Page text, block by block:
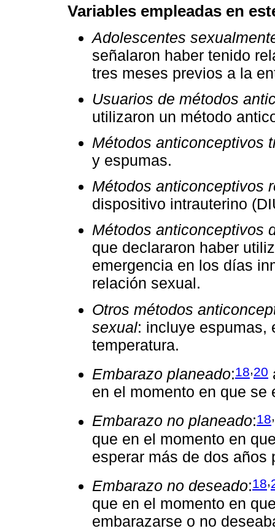
Variables empleadas en
Adolescentes
señalaron haber tenido
tres meses previos a la
Usuarios de métodos
utilizaron un método
Métodos anticonceptivos
y espumas.
Métodos anticonceptivos
dispositivo intrauterino
Métodos anticonceptivos
que declararon haber
emergencia en los días
relación sexual.
Otros métodos
sexual: incluye espumas,
temperatura.
Embarazo planeado:18,20
en el momento en que se
Embarazo no planeado:18,
que en el momento en
esperar más de dos años
Embarazo no deseado:18,
que en el momento en
embarazarse o no